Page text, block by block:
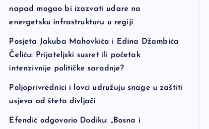
napad mogao bi izazvati udare na
energetsku infrastrukturu u regiji
Posjeta Jakuba Mahovkića i Edina Džambića
Čeliću: Prijateljski susret ili početak
intenzivnije političke saradnje?
Poljoprivrednici i lovci udružuju snage u zaštiti
usjeva od šteta divljači
Efendić odgovorio Dodiku: „Bosna i